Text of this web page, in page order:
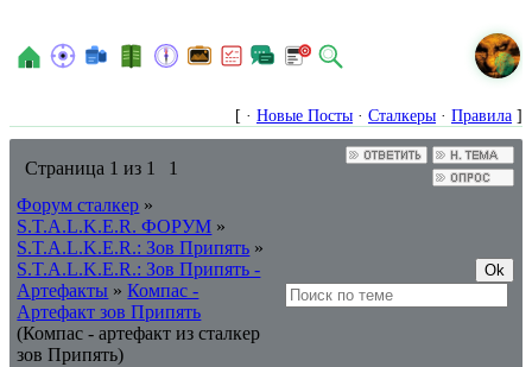
N
[ · Новые Посты · Сталкеры · Правила ]
Страница 1 из 1
1
Форум сталкер »
S.T.A.L.K.E.R. ФОРУМ »
S.T.A.L.K.E.R.: Зов Припять »
S.T.A.L.K.E.R.: Зов Припять -
Артефакты » Компас -
Артефакт зов Припять
(Компас - артефакт из сталкер
зов Припять)